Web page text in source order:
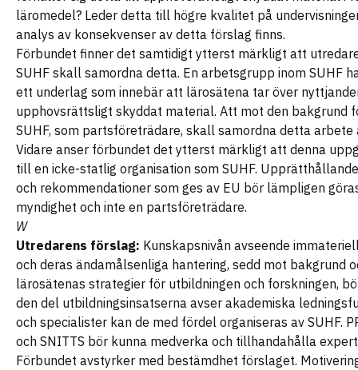
läromedel? Leder detta till högre kvalitet på
analys av konsekvenser av detta förslag finns.
Förbundet finner det samtidigt ytterst märkligt att
SUHF skall samordna detta. En arbetsgrupp inom SUHF
ett underlag som innebär att lärosätena tar över
upphovsrättsligt skyddat material. Att mot den bakgrund
SUHF, som partsföreträdare, skall samordna detta arbete
Vidare anser förbundet det ytterst märkligt att denna
till en icke-statlig organisation som SUHF.
och rekommendationer som ges av EU bör lämpligen
myndighet och inte en partsföreträdare.
W
Utredarens förslag: Kunskapsnivån avseende
och deras ändamålsenliga hantering, sedd mot bakgrund
lärosätenas strategier för utbildningen och forskningen,
den del utbildningsinsatserna avser akademiska
och specialister kan de med fördel organiseras av SUHF.
och SNITTS bör kunna medverka och tillhandahålla
Förbundet avstyrker med bestämdhet förslaget.